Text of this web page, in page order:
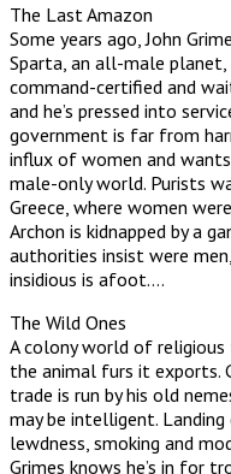
The Last Amazon
Some years ago, John
Sparta, an all-male planet,
command-certified and
and he’s pressed into
government is far from
influx of women and
male-only world. Purists
Greece, where women
Archon is kidnapped by a
authorities insist were
insidious is afoot….
The Wild Ones
A colony world of
the animal furs it exports.
trade is run by his old
may be intelligent.
lewdness, smoking and
Grimes knows he’s in for